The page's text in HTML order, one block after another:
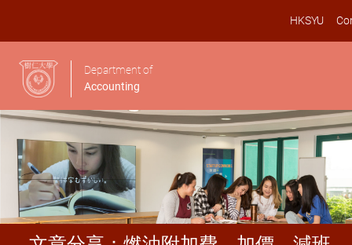
HKSYU
Department of
Accounting